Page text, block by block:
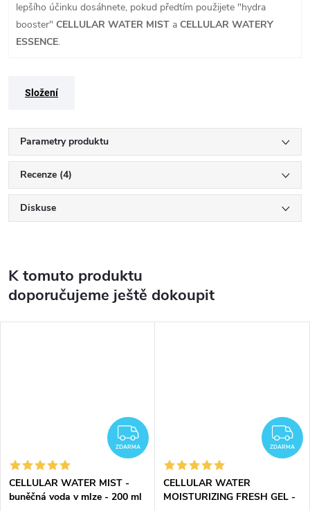
lepšího účinku dosáhnete, pokud předtím použijete "hydra
booster" CELLULAR WATER MIST a CELLULAR WATERY
ESSENCE.
Složení
Parametry produktu
Recenze (4)
Diskuse
K tomuto produktu
doporučujeme ještě dokoupit
ZDARMA
ZDARMA
CELLULAR WATER MIST -
buněčná voda v mlze - 200 ml
ZDARMA
CELLULAR WATER
MOISTURIZING FRESH GEL -